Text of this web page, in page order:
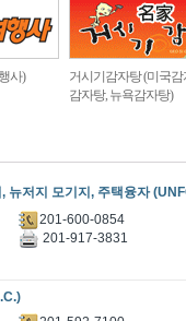
사)
거시기감자탕 (미국감
감자탕, 뉴욕감자탕)
뉴저지 모기지, 주택융자
201-600-0854
201-917-3831